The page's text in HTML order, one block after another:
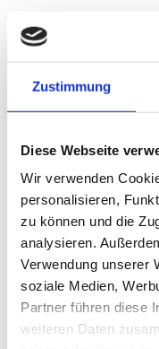
Zustimmung
Diese Webseite
Wir verwenden
personalisieren,
zu können und die
analysieren.
Verwendung unserer
soziale Medien,
Partner führen diese
weiteren Daten
Auch
auf den
Betreuerinnen und
Stuttgarter Kickers
die erfolgreiche
und den Frauen-